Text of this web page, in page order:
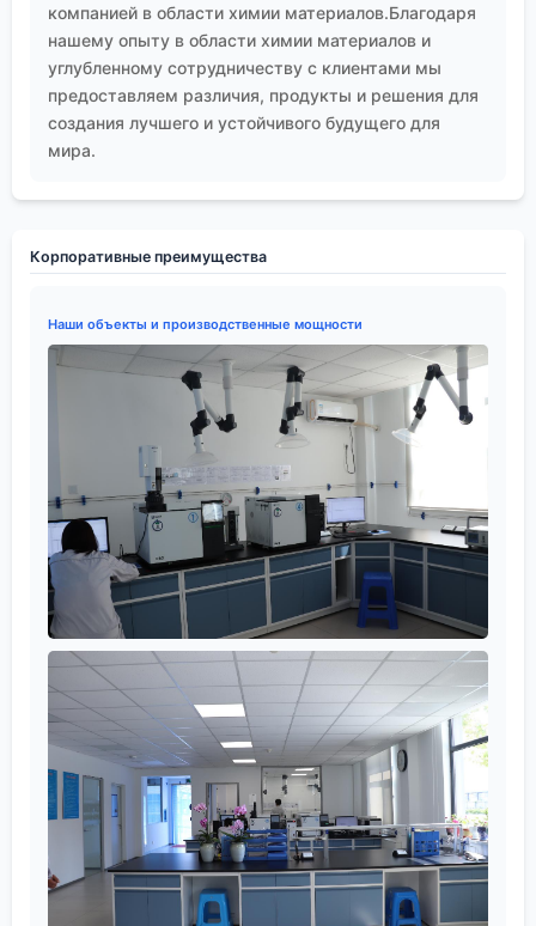
компанией в области химии материалов.Благодаря
нашему опыту в области химии материалов и
углубленному сотрудничеству с клиентами мы
предоставляем различия, продукты и решения для
создания лучшего и устойчивого будущего для
мира.
Корпоративные преимущества
Наши объекты и производственные мощности